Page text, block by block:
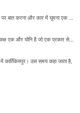
पर बात करना और कार में घूमना एक ...
एक और योनि है जो एक प्रकार से...
कार्तिकेयपुर। उस समय कहा जाता है,